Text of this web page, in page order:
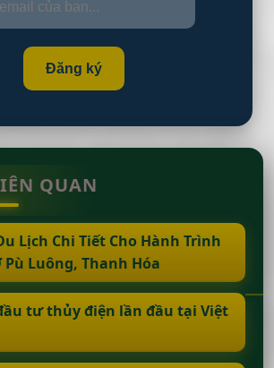
Đăng ký
QUAN
Lịch Chi Tiết Cho Hành Trình
Pù Luông, Thanh Hóa
tư thủy điện lần đầu tại Việt